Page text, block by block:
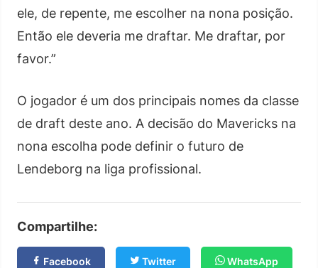
ele, de repente, me escolher na nona posição.
Então ele deveria me draftar. Me draftar, por
favor.”
O jogador é um dos principais nomes da classe
de draft deste ano. A decisão do Mavericks na
nona escolha pode definir o futuro de
Lendeborg na liga profissional.
Compartilhe:
Facebook Twitter WhatsApp